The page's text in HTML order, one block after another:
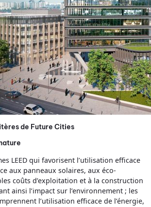
de Future Cities
LEED qui favorisent l’utilisation efficace
aux panneaux solaires, aux éco-
coûts d’exploitation et à la construction
ainsi l’impact sur l’environnement ; les
l’utilisation efficace de l’énergie,